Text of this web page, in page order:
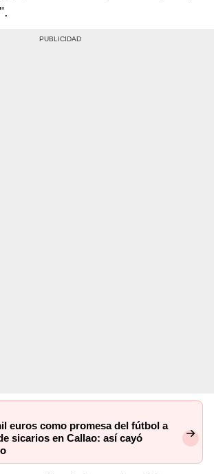
euros como promesa del fútbol a
sicarios en Callao: así cayó